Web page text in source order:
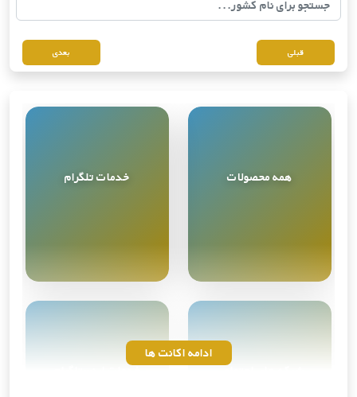
قبلی بعدی
همه محصولات
خدمات تلگرام
شبکه های اجتماعی
خدمات اینستاگرام
ادامه اکانت ها